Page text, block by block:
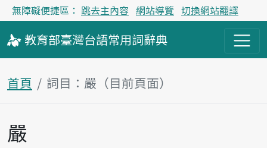
無障礙便捷區： 跳去主內容 網站導覽 切換網站翻譯
教育部臺灣台語常用詞辭典
首頁 詞目：嚴（目前頁面）
主內容區塊
嚴